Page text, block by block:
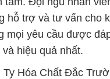
hỗ trợ và tư vấn cho
mọi yêu cầu được
hiệu quả nhất.
Ty Hóa Chất Đắc